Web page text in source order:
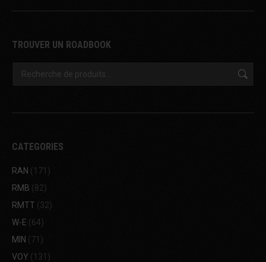
TROUVER UN ROADBOOK
CATEGORIES
RAN (171)
RMB (82)
RMTT (32)
W-E (64)
MIN (71)
VOY (131)